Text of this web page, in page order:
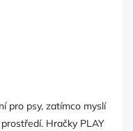
pro psy, zatímco myslí
Hračky PLAY